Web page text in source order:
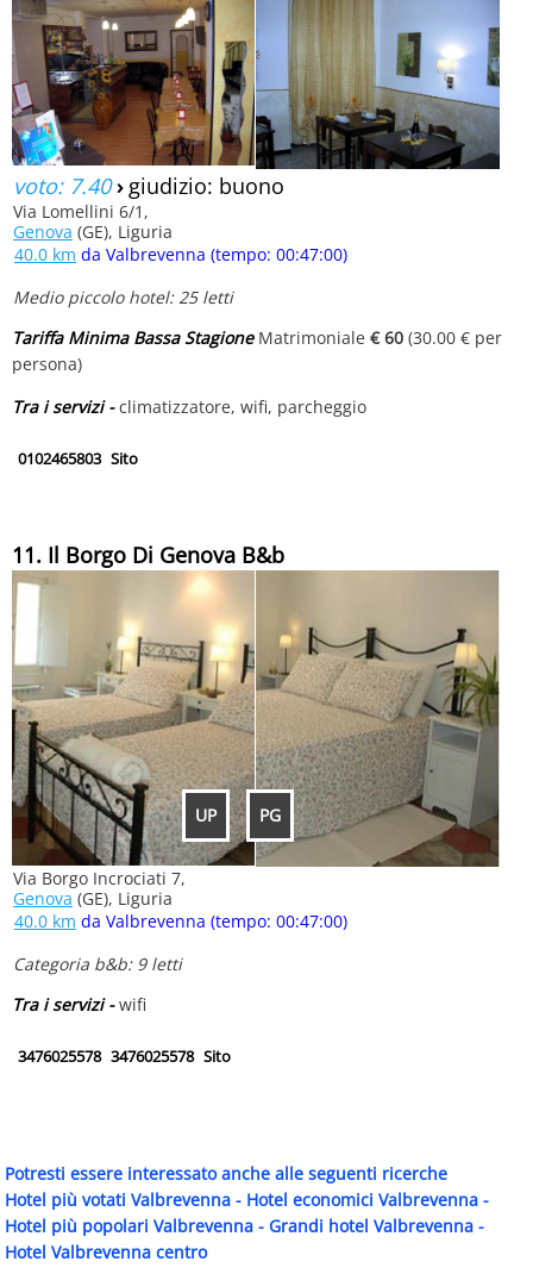
UP PG
voto: 7.40› giudizio: buono
Via Lomellini 6/1,
Genova (GE), Liguria
40.0 km da Valbrevenna (tempo: 00:47:00)
Medio piccolo hotel: 25 letti
Tariffa Minima Bassa StagioneMatrimoniale € 60 (30.00 € per
persona)
Tra i servizi -climatizzatore, wifi, parcheggio
0102465803 Sito
11. Il Borgo Di Genova B&b
Via Borgo Incrociati 7,
Genova (GE), Liguria
40.0 km da Valbrevenna (tempo: 00:47:00)
Categoria b&b: 9 letti
Tra i servizi -wifi
3476025578 3476025578 Sito
Potresti essere interessato anche alle seguenti ricerche
Hotel più votati Valbrevenna - Hotel economici Valbrevenna -
Hotel più popolari Valbrevenna - Grandi hotel Valbrevenna -
Hotel Valbrevenna centro